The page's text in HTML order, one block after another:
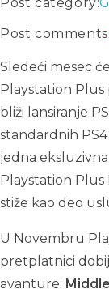
Post
Sledeći mesec
Playstation Plus
bliži lansiranje
standardnih
jedna eksluzivna
Playstation Plus
stiže kao deo
U Novembru
pretplatnici
avanture: